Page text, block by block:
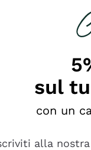
sul
con un
alla